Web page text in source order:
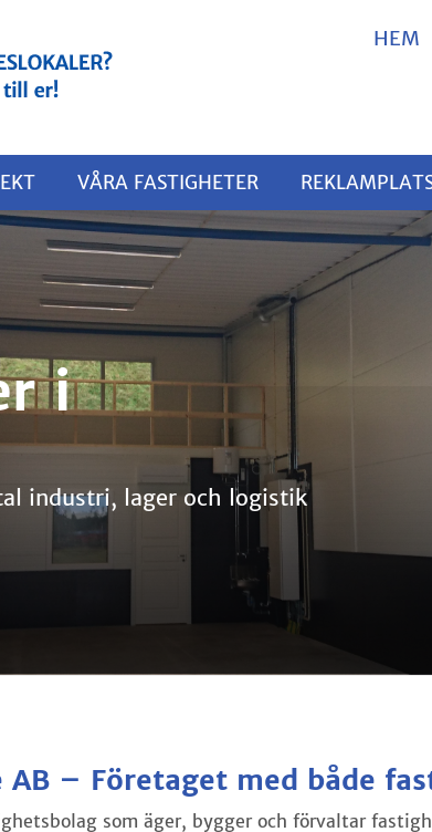
HEM
VÅRA FASTIGHETER
i
industri, lager och logistik
AB – Företaget med både
som äger, bygger och förvaltar